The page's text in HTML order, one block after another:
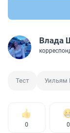
Влада
Тест Уильям
0 0